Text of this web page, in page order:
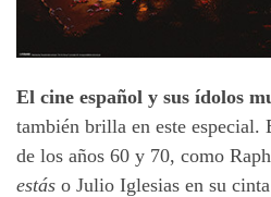
El cine español y sus ídolos
también brilla en este especial.
de los años 60 y 70, como
estás o Julio Iglesias en su